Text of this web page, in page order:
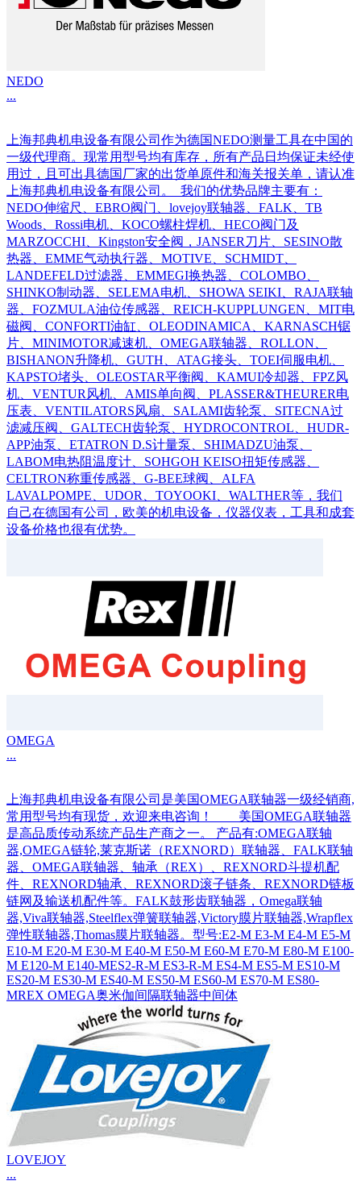
NEDO
...
上海邦典机电设备有限公司作为德国NEDO测量工具在中国的
一级代理商。现常用型号均有库存，所有产品日均保证未经使
用过，且可出具德国厂家的出货单原件和海关报关单，请认准
上海邦典机电设备有限公司。 我们的优势品牌主要有：
NEDO伸缩尺、EBRO阀门、lovejoy联轴器、FALK、TB
Woods、Rossi电机、KOCO螺柱焊机、HECO阀门及
MARZOCCHI、Kingston安全阀，JANSER刀片、SESINO散
热器、EMME气动执行器、MOTIVE、SCHMIDT、
LANDEFELD过滤器、EMMEGI换热器、COLOMBO、
SHINKO制动器、SELEMA电机、SHOWA SEIKI、RAJA联轴
器、FOZMULA油位传感器、REICH-KUPPLUNGEN、MIT电
磁阀、CONFORTI油缸、OLEODINAMICA、KARNASCH锯
片、MINIMOTOR减速机、OMEGA联轴器、ROLLON、
BISHANON升降机、GUTH、ATAG接头、TOEI伺服电机、
KAPSTO堵头、OLEOSTAR平衡阀、KAMUI冷却器、FPZ风
机、VENTUR风机、AMIS单向阀、PLASSER&THEURER电
压表、VENTILATORS风扇、SALAMI齿轮泵、SITECNA过
滤减压阀、GALTECH齿轮泵、HYDROCONTROL、HUDR-
APP油泵、ETATRON D.S计量泵、SHIMADZU油泵、
LABOM电热阻温度计、SOHGOH KEISO扭矩传感器、
CELTRON称重传感器、G-BEE球阀、ALFA
LAVALPOMPE、UDOR、TOYOOKI、WALTHER等，我们
自己在德国有公司，欧美的机电设备，仪器仪表，工具和成套
设备价格也很有优势。
OMEGA
...
上海邦典机电设备有限公司是美国OMEGA联轴器一级经销商,
常用型号均有现货，欢迎来电咨询！ 美国OMEGA联轴器
是高品质传动系统产品生产商之一。 产品有:OMEGA联轴
器,OMEGA链轮,莱克斯诺（REXNORD）联轴器、FALK联轴
器、OMEGA联轴器、轴承（REX）、REXNORD斗提机配
件、REXNORD轴承、REXNORD滚子链条、REXNORD链板
链网及输送机配件等。FALK鼓形齿联轴器，Omega联轴
器,Viva联轴器,Steelflex弹簧联轴器,Victory膜片联轴器,Wrapflex
弹性联轴器,Thomas膜片联轴器。型号:E2-M E3-M E4-M E5-M
E10-M E20-M E30-M E40-M E50-M E60-M E70-M E80-M E100-
M E120-M E140-MES2-R-M ES3-R-M ES4-M ES5-M ES10-M
ES20-M ES30-M ES40-M ES50-M ES60-M ES70-M ES80-
MREX OMEGA奥米伽间隔联轴器中间体
LOVEJOY
...